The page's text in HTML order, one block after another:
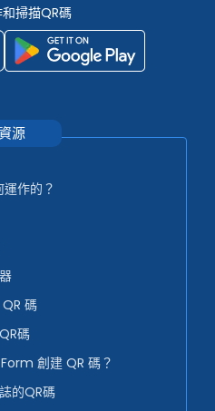
掃描QR碼
源
作的？
碼
碼
創建 QR 碼？
的QR碼